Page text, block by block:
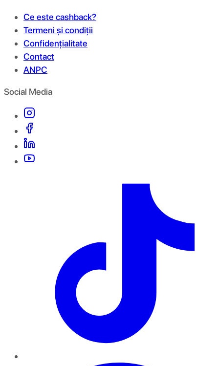
Ce este cashback?
Termeni și condiții
Confidențialitate
Contact
ANPC
Social Media